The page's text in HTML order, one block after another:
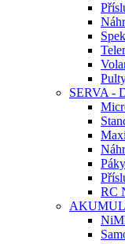
SERVA -
RC